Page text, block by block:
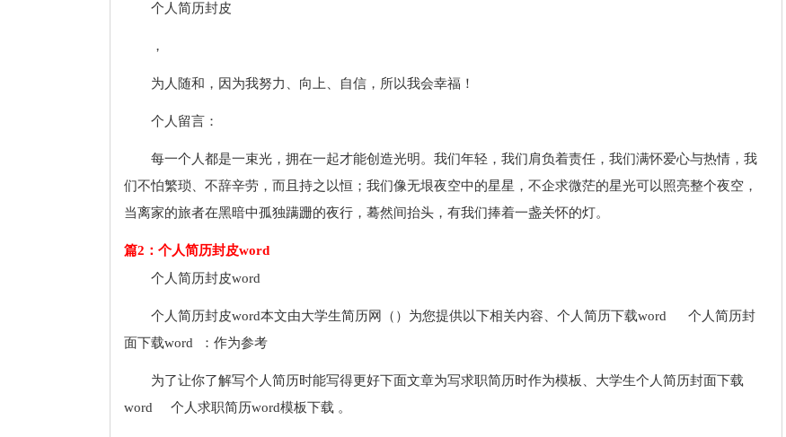
个人简历封皮
，
为人随和，因为我努力、向上、自信，所以我会幸福！
个人留言：
每一个人都是一束光，拥在一起才能创造光明。我们年轻，我们肩负着责任，我们满怀爱心与热情，我
们不怕繁琐、不辞辛劳，而且持之以恒；我们像无垠夜空中的星星，不企求微茫的星光可以照亮整个夜空，
当离家的旅者在黑暗中孤独蹒跚的夜行，蓦然间抬头，有我们捧着一盏关怀的灯。
篇2：个人简历封皮word
个人简历封皮word
个人简历封皮word本文由大学生简历网（）为您提供以下相关内容、个人简历下载word 个人简历封
面下载word ：作为参考
为了让你了解写个人简历时能写得更好下面文章为写求职简历时作为模板、大学生个人简历封面下载
word 个人求职简历word模板下载 。